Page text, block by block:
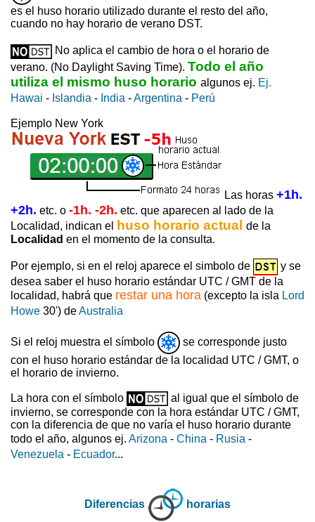
es el huso horario utilizado durante el resto del año,
cuando no hay horario de verano DST.
No aplica el cambio de hora o el horario de
verano. (No Daylight Saving Time). Todo el año
utiliza el mismo huso horario algunos ej. Ej.
Hawai - Islandia - India -Argentina - Perú
Ejemplo New York
Las horas +1h.
+2h. etc. o -1h. -2h. etc. que aparecen al lado de la
Localidad, indican el huso horario actual de la
Localidad en el momento de la consulta.
Por ejemplo, si en el reloj aparece el simbolo de
y se
desea saber el huso horario estándar UTC / GMT de la
localidad, habrá que restar una hora (excepto la isla Lord
Howe 30') deAustralia
Si el reloj muestra el símbolo
se corresponde justo
con el huso horario estándar de la localidad UTC / GMT, o
el horario de invierno.
La hora con el símbolo
al igual que el símbolo de
invierno, se corresponde con la hora estándar UTC / GMT,
con la diferencia de que no varía el huso horario durante
todo el año, algunos ej. Arizona - China - Rusia -
Venezuela - Ecuador...
Diferencias horarias